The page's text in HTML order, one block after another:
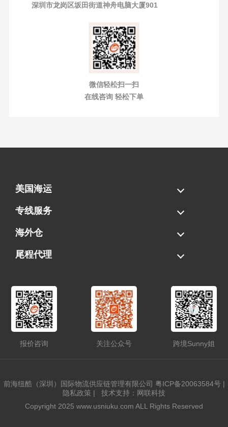
深圳市龙岗区坂田街道神舟电脑大厦901
微信轻松扫一扫
在线咨询 轻松下单
美国海运
海运拼柜
海运整柜
美国海卡
加拿大海运
专线服务
FBA专线直送
超大件专线
AWD专线
电池专线
海外仓
一件代发
FBA中转
贴标换标
拆柜/存储
尾程代理
报价咨询 关注公众号 跨境Sunny姐
前海纽酷（深圳）国际物流供应链管理有限公司 粤ICP备20063584号|
隐私政策 |
技术支持：网联科技
Copyright 2025 www.usniuku.com ALL Rights Reserved